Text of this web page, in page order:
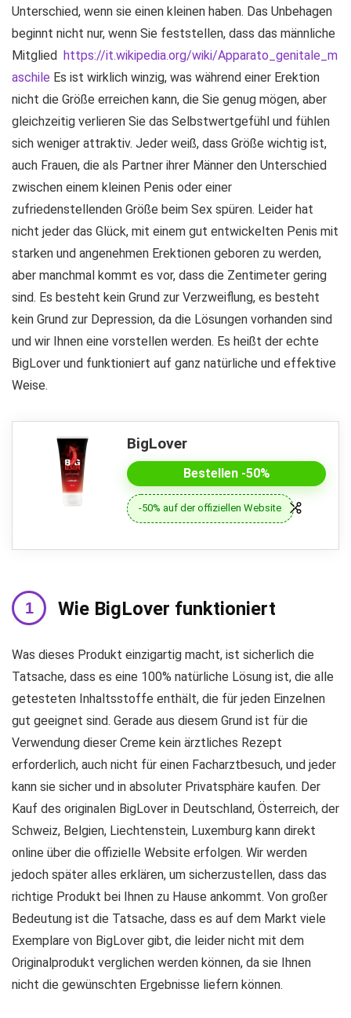
Unterschied, wenn sie einen kleinen haben. Das Unbehagen
beginnt nicht nur, wenn Sie feststellen, dass das männliche
Mitglied https://it.wikipedia.org/wiki/Apparato_genitale_m
aschile Es ist wirklich winzig, was während einer Erektion
nicht die Größe erreichen kann, die Sie genug mögen, aber
gleichzeitig verlieren Sie das Selbstwertgefühl und fühlen
sich weniger attraktiv. Jeder weiß, dass Größe wichtig ist,
auch Frauen, die als Partner ihrer Männer den Unterschied
zwischen einem kleinen Penis oder einer
zufriedenstellenden Größe beim Sex spüren. Leider hat
nicht jeder das Glück, mit einem gut entwickelten Penis mit
starken und angenehmen Erektionen geboren zu werden,
aber manchmal kommt es vor, dass die Zentimeter gering
sind. Es besteht kein Grund zur Verzweiflung, es besteht
kein Grund zur Depression, da die Lösungen vorhanden sind
und wir Ihnen eine vorstellen werden. Es heißt der echte
BigLover und funktioniert auf ganz natürliche und effektive
Weise.
BigLover
Bestellen -50%
-50% auf der offiziellen Website
Wie BigLover funktioniert
Was dieses Produkt einzigartig macht, ist sicherlich die
Tatsache, dass es eine 100% natürliche Lösung ist, die alle
getesteten Inhaltsstoffe enthält, die für jeden Einzelnen
gut geeignet sind. Gerade aus diesem Grund ist für die
Verwendung dieser Creme kein ärztliches Rezept
erforderlich, auch nicht für einen Facharztbesuch, und jeder
kann sie sicher und in absoluter Privatsphäre kaufen. Der
Kauf des originalen BigLover in Deutschland, Österreich, der
Schweiz, Belgien, Liechtenstein, Luxemburg kann direkt
online über die offizielle Website erfolgen. Wir werden
jedoch später alles erklären, um sicherzustellen, dass das
richtige Produkt bei Ihnen zu Hause ankommt. Von großer
Bedeutung ist die Tatsache, dass es auf dem Markt viele
Exemplare von BigLover gibt, die leider nicht mit dem
Originalprodukt verglichen werden können, da sie Ihnen
nicht die gewünschten Ergebnisse liefern können.